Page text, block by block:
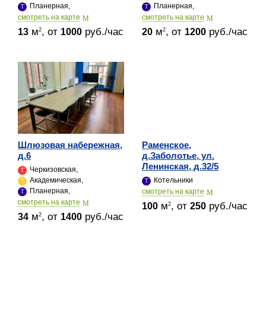
Планерная,
cмотреть на карте
13 м2, от 1000 руб./час
Планерная,
cмотреть на карте
20 м2, от 1200 руб./час
Шлюзовая набережная,
д.6
Черкизовская,
Академическая,
Планерная,
cмотреть на карте
34 м2, от 1400 руб./час
Раменское,
д.Заболотье, ул.
Ленинская, д.32/5
Котельники
cмотреть на карте
100 м2, от 250 руб./час